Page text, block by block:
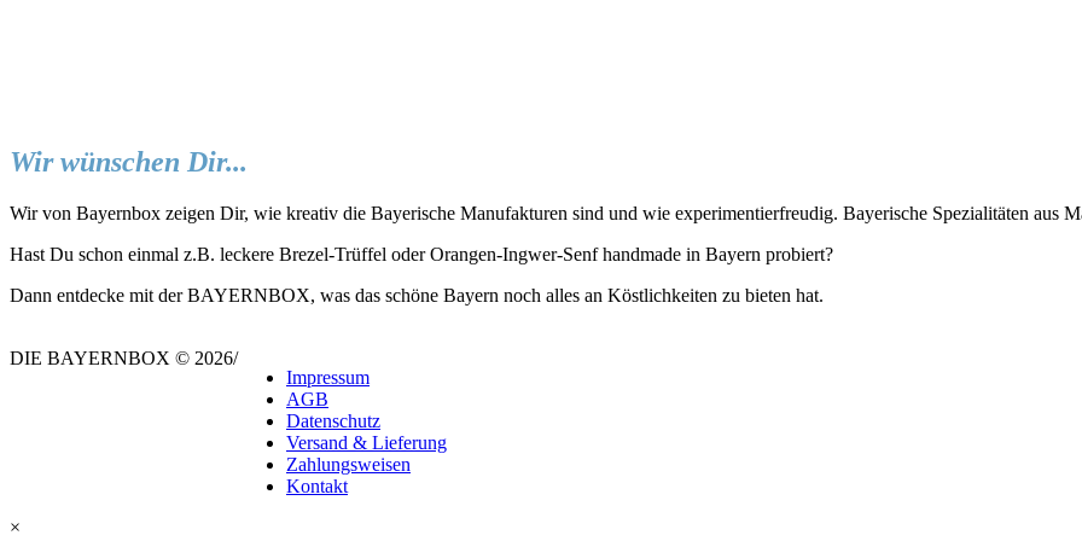
Wir wünschen Dir...
Wir von Bayernbox zeigen Dir, wie kreativ die Bayerische Manufakturen sind und wie experimentierfreudig. Bayerische Spezialitäten aus
Hast Du schon einmal z.B. leckere Brezel-Trüffel oder Orangen-Ingwer-Senf handmade in Bayern probiert?
Dann entdecke mit der BAYERNBOX, was das schöne Bayern noch alles an Köstlichkeiten zu bieten hat.
DIE BAYERNBOX © 2026/
Impressum
AGB
Datenschutz
Versand & Lieferung
Zahlungsweisen
Kontakt
×